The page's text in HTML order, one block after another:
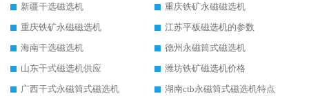
新疆干选磁选机
重庆铁矿永磁磁选机
重庆铁矿永磁磁选机
江苏平板磁选机的参数
海南干选磁选机
德州永磁筒式磁选机
山东干式磁选机供应
潍坊铁矿磁选机价格
广西干式永磁筒式磁选机
湖南ctb永磁筒式磁选机特点